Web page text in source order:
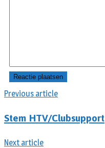
Previous article
Stem HTV/Clubsupport
Next article